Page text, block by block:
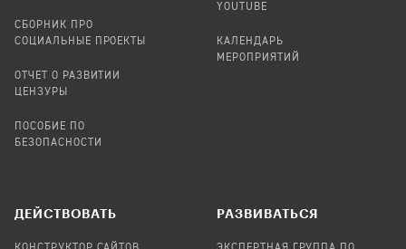
СБОРНИК ПРО
СОЦИАЛЬНЫЕ ПРОЕКТЫ
ОТЧЕТ О РАЗВИТИИ
ЦЕНЗУРЫ
ПОСОБИЕ ПО
БЕЗОПАСНОСТИ
YOUTUBE
КАЛЕНДАРЬ
МЕРОПРИЯТИЙ
ДЕЙСТВОВАТЬ РАЗВИВАТЬСЯ